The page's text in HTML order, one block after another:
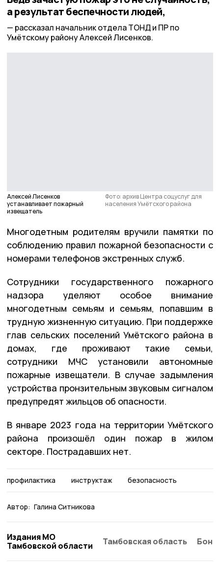
а результат беспечности людей,
рассказал начальник отдела ТОНД и ПР по
Умётскому району Алексей Лисенков.
Алексей Лисенков
устанавливает пожарный
извещатель
Фото: архив Центра соцуслуг для
населения Умётского района
Многодетным родителям вручили памятки по
соблюдению правил пожарной безопасности с
номерами телефонов экстренных служб.
Сотрудники государственного пожарного
надзора уделяют особое внимание
многодетным семьям и семьям, попавшим в
трудную жизненную ситуацию. При поддержке
глав сельских поселений Умётского района в
домах, где проживают такие семьи,
сотрудники МЧС установили автономные
пожарные извещатели. В случае задымления
устройства пронзительным звуковым сигналом
предупредят жильцов об опасности.
В январе 2023 года на территории Умётского
района произошёл один пожар в жилом
секторе. Пострадавших нет.
профилактика инструктаж безопасность
Автор: Галина Ситникова
Издания МО
Тамбовской области
Тамбовская область